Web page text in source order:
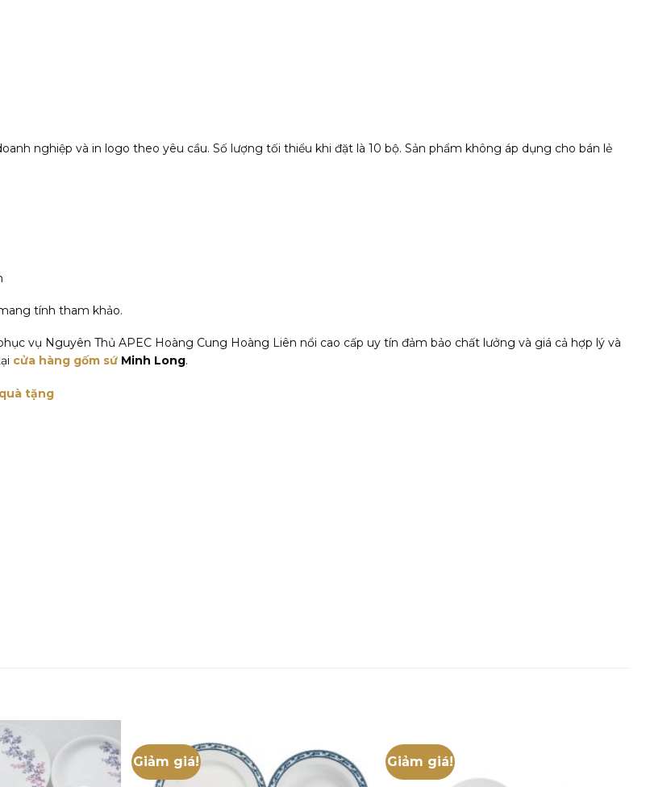
nghiệp và in logo theo yêu cầu. Số lượng tối thiểu khi đặt là 10 bộ. Sản phẩm không áp dụng cho bán lẻ
tính tham khảo.
vụ Nguyên Thủ APEC Hoàng Cung Hoàng Liên nổi cao cấp uy tín đảm bảo chất lưởng và giá cả hợp lý và
cửa hàng gốm sứ Minh Long.
tặng
Giảm giá! Giảm giá!